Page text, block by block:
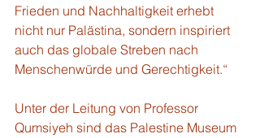
Frieden und Nachhaltigkeit erhebt
nicht nur Palästina, sondern inspiriert
auch das globale Streben nach
Menschenwürde und Gerechtigkeit.“
Unter der Leitung von Professor
Qumsiyeh sind das Palestine Museum